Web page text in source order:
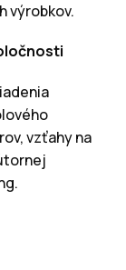
výrobkov.
vzťahy na